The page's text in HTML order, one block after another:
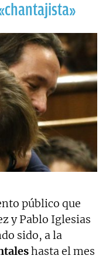
público que
y Pablo Iglesias
sido, a la
hasta el mes